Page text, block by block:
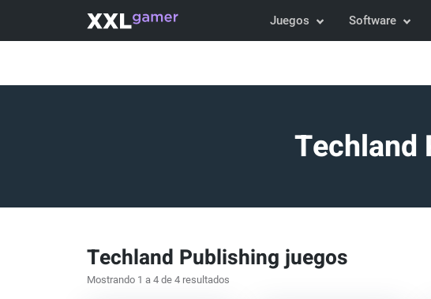
Juegos Software
Techland
Techland Publishing juegos
Mostrando 1 a 4 de 4 resultados